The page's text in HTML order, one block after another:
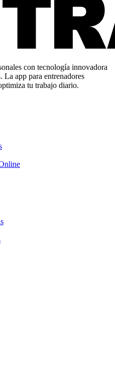
con tecnología innovadora
La app para entrenadores
tu trabajo diario.